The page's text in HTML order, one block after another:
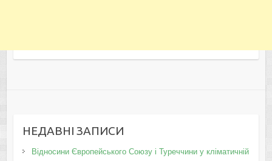
НЕДАВНІ ЗАПИСИ
Відносини Європейського Союзу і Туреччини у кліматичній